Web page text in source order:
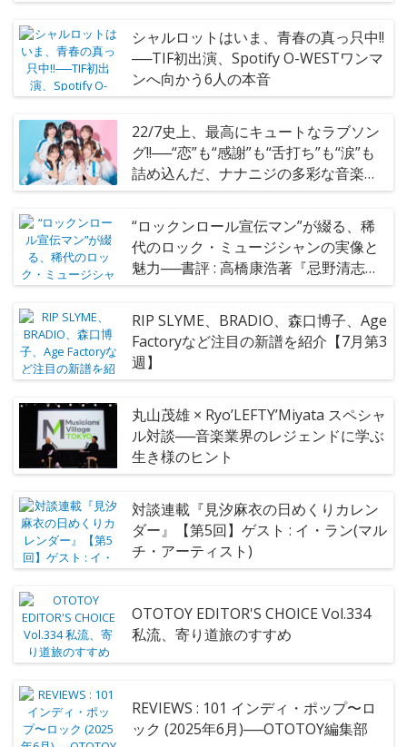
シャルロットはいま、青春の真っ只中!!
──TIF初出演、Spotify O-WESTワンマ
ンへ向かう6人の本音
22/7史上、最高にキュートなラブソン
グ!!──“恋”も“感謝”も“舌打ち”も“涙”も
詰め込んだ、ナナニジの多彩な音楽の
表現
“ロックンロール宣伝マン”が綴る、稀
代のロック・ミュージシャンの実像と
魅力──書評 : 高橋康浩著『忌野清志郎
さん』
RIP SLYME、BRADIO、森口博子、Age
Factoryなど注目の新譜を紹介【7月第3
週】
丸山茂雄 × Ryo’LEFTY’Miyata スペシャ
ル対談──音楽業界のレジェンドに学ぶ
生き様のヒント
対談連載『見汐麻衣の日めくりカレン
ダー』【第5回】ゲスト : イ・ラン(マル
チ・アーティスト)
OTOTOY EDITOR'S CHOICE Vol.334
私流、寄り道旅のすすめ
REVIEWS : 101 インディ・ポップ〜ロ
ック (2025年6月)──OTOTOY編集部